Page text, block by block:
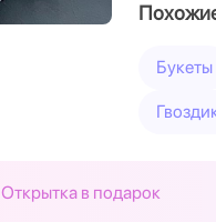
Букеты
Открытка в подарок